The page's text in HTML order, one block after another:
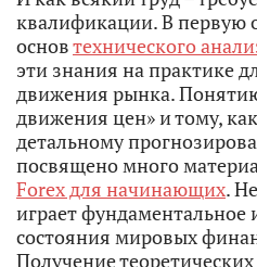
квалификации. В первую
основтехнического
эти знания на практике
движения рынка.
движения цен» и тому,
детальному
посвящено много
Forex для начинающих.
играет фундаментальное
состояния мировых
Получение